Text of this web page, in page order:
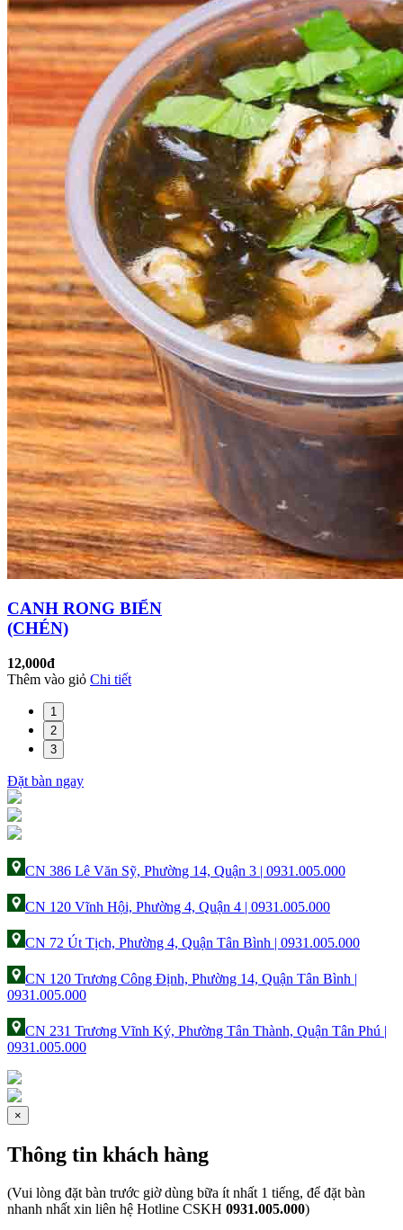
CANH RONG BIỂN
(CHÉN)
12,000đ
Thêm vào giỏ Chi tiết
1
2
3
Đặt bàn ngay
CN 386 Lê Văn Sỹ, Phường 14, Quận 3 | 0931.005.000
CN 120 Vĩnh Hội, Phường 4, Quận 4 | 0931.005.000
CN 72 Út Tịch, Phường 4, Quận Tân Bình | 0931.005.000
CN 120 Trương Công Định, Phường 14, Quận Tân Bình |
0931.005.000
CN 231 Trương Vĩnh Ký, Phường Tân Thành, Quận Tân Phú |
0931.005.000
×
Thông tin khách hàng
(Vui lòng đặt bàn trước giờ dùng bữa ít nhất 1 tiếng, để đặt bàn
nhanh nhất xin liên hệ Hotline CSKH 0931.005.000)